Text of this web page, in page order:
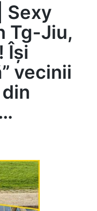
Sexy
Tg-Jiu,
Își
vecinii